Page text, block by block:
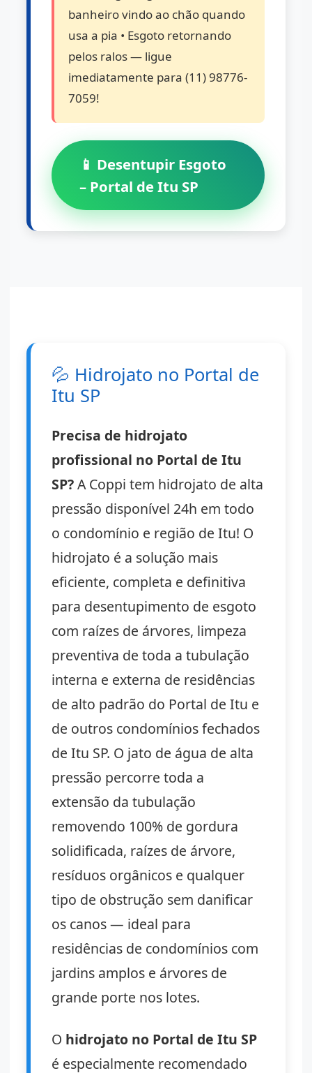
banheiro vindo ao chão quando
usa a pia • Esgoto retornando
pelos ralos — ligue
imediatamente para (11) 98776-
7059!
📱 Desentupir Esgoto
– Portal de Itu SP
💦 Hidrojato no Portal de
Itu SP
Precisa de hidrojato
profissional no Portal de Itu
SP?A Coppi tem hidrojato de alta
pressão disponível 24h em todo
o condomínio e região de Itu! O
hidrojato é a solução mais
eficiente, completa e definitiva
para desentupimento de esgoto
com raízes de árvores, limpeza
preventiva de toda a tubulação
interna e externa de residências
de alto padrão do Portal de Itu e
de outros condomínios fechados
de Itu SP. O jato de água de alta
pressão percorre toda a
extensão da tubulação
removendo 100% de gordura
solidificada, raízes de árvore,
resíduos orgânicos e qualquer
tipo de obstrução sem danificar
os canos — ideal para
residências de condomínios com
jardins amplos e árvores de
grande porte nos lotes.
O hidrojato no Portal de Itu SP
é especialmente recomendado